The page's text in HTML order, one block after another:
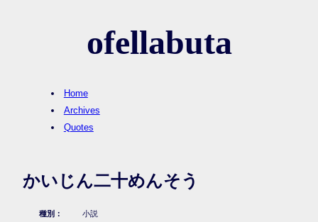
ofellabuta
Home
Archives
Quotes
かいじん二十めんそう
種別： 小説